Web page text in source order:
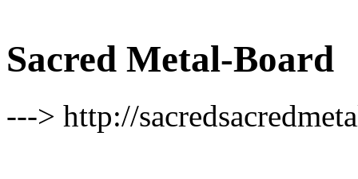
Sacred Metal-Board
---> http://